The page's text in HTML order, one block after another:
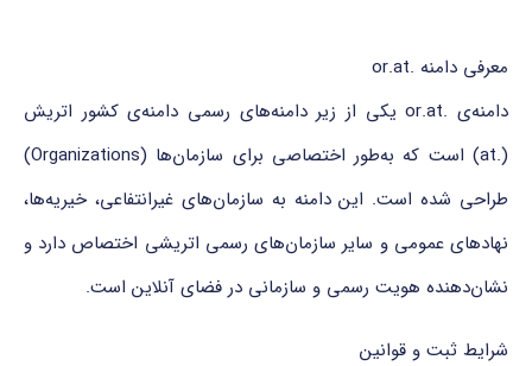
معرفی دامنه .or.at
دامنه‌ی .or.at یکی از زیر دامنه‌های رسمی دامنه‌ی کشور اتریش
(.at) است که به‌طور اختصاصی برای سازمان‌ها (Organizations)
طراحی شده است. این دامنه به سازمان‌های غیرانتفاعی، خیریه‌ها،
نهادهای عمومی و سایر سازمان‌های رسمی اتریشی اختصاص دارد و
نشان‌دهنده هویت رسمی و سازمانی در فضای آنلاین است.
شرایط ثبت و قوانین